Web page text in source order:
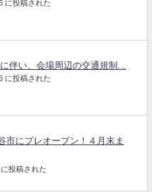
に投稿された
伴い、会場周辺の交通規制...
に投稿された
市にプレオープン！４月末ま
投稿された